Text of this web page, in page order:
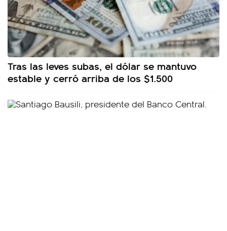
Tras las leves subas, el dólar se mantuvo
estable y cerró arriba de los $1.500